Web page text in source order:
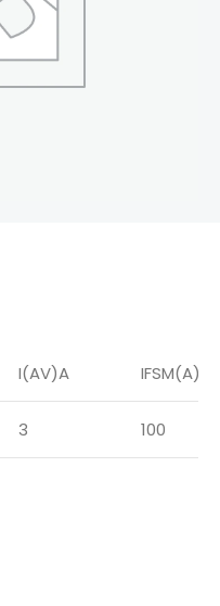
I(AV)A IFSM(A)
3 100